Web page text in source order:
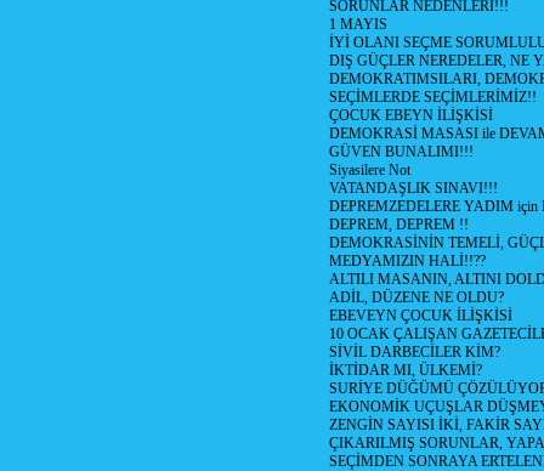
SORUNLAR NEDENLERİ!!!
1 MAYIS
İYİ OLANI SEÇME
DIŞ GÜÇLER NEREDELER, NE
DEMOKRATIMSILARI,
SEÇİMLERDE SEÇİMLERİMİZ!!
ÇOCUK EBEYN İLİŞKİSİ
DEMOKRASİ MASASI ile
GÜVEN BUNALIMI!!!
Siyasilere Not
VATANDAŞLIK SINAVI!!!
DEPREMZEDELERE YADIM
DEPREM, DEPREM !!
DEMOKRASİNİN TEMELİ,
MEDYAMIZIN HALİ!!??
ALTILI MASANIN, ALTINI
ADİL, DÜZENE NE OLDU?
EBEVEYN ÇOCUK İLİŞKİSİ
10 OCAK ÇALIŞAN
SİVİL DARBECİLER KİM?
İKTİDAR MI, ÜLKEMİ?
SURİYE DÜĞÜMÜ
EKONOMİK UÇUŞLAR
ZENGİN SAYISI İKİ, FAKİR
ÇIKARILMIŞ SORUNLAR,
SEÇİMDEN SONRAYA